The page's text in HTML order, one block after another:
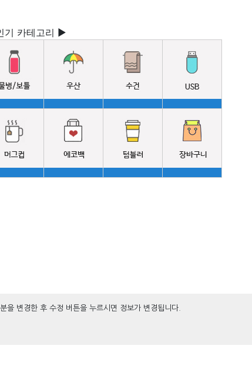
기 카테고리 ▶
을 변경한 후 수정 버튼을 누르시면 정보가 변경됩니다.